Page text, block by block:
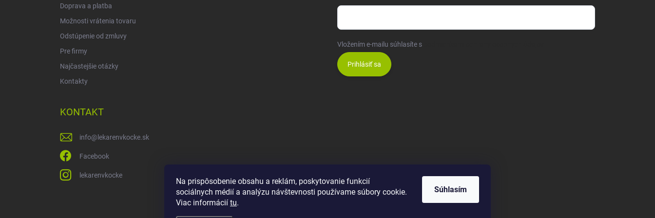
Na prispôsobenie obsahu a reklám, poskytovanie funkcií
sociálnych médií a analýzu návštevnosti používame súbory cookie.
Viac informácií tu.
Súhlasím
Doprava a platba
Možnosti vrátenia tovaru
Odstúpenie od zmluvy
Pre firmy
Najčastejšie otázky
Kontakty
Vložením e-mailu súhlasíte s
Prihlásiť sa
KONTAKT
info@ lekarenvkocke.sk
Facebook
lekarenvkocke